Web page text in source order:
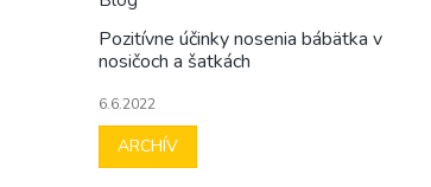
Pozitívne účinky nosenia bábätka v
nosičoch a šatkách
6.6.2022
ARCHÍV